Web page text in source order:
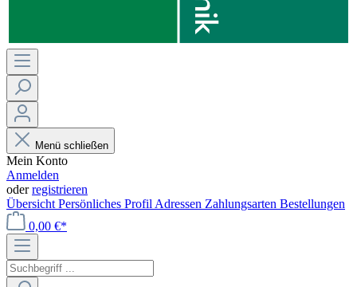
Menü schließen
Mein Konto
Anmelden
oderregistrieren
Übersicht Persönliches Profil Adressen Zahlungsarten Bestellungen
0,00 €*